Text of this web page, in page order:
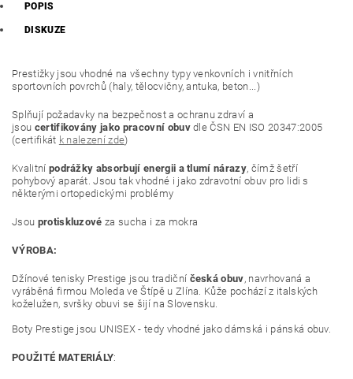
POPIS
DISKUZE
Prestižky jsou vhodné na všechny typy venkovních i vnitřních
sportovních povrchů (haly, tělocvičny, antuka, beton...)
Splňují požadavky na bezpečnost a ochranu zdraví a
jsou certifikovány jako pracovní obuvdle ČSN EN ISO 20347:2005
(certifikát k nalezení zde)
Kvalitní podrážky absorbují energii a tlumí nárazy, čímž šetří
pohybový aparát. Jsou tak vhodné i jako zdravotní obuv pro lidi s
některými ortopedickými problémy
Jsou protiskluzovéza sucha i za mokra
VÝROBA:
Džínové tenisky Prestige jsou tradiční česká obuv, navrhovaná a
vyráběná firmou Moleda ve Štípě u Zlína. Kůže pochází z italských
koželužen, svršky obuvi se šijí na Slovensku.
Boty Prestige jsou UNISEX - tedy vhodné jako dámská i pánská obuv.
POUŽITÉ MATERIÁLY: